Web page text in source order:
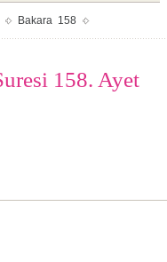
Bakara 158
158. Ayet